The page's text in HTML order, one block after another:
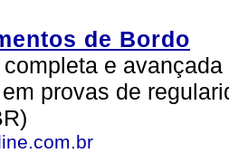
de Bordo
e
provas de